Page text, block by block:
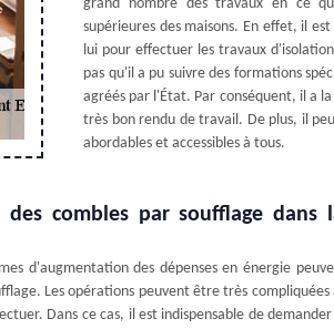
grand nombre des travaux en ce
supérieures des maisons. En effet, il est
lui pour effectuer les travaux
pas qu'il a pu suivre des formations
agréés par l'État. Par conséquent, il a
très bon rendu de travail. De plus, il
abordables et accessibles à tous.
combles par soufflage dans
d'augmentation des dépenses en énergie
Les opérations peuvent être très
Dans ce cas, il est indispensable de